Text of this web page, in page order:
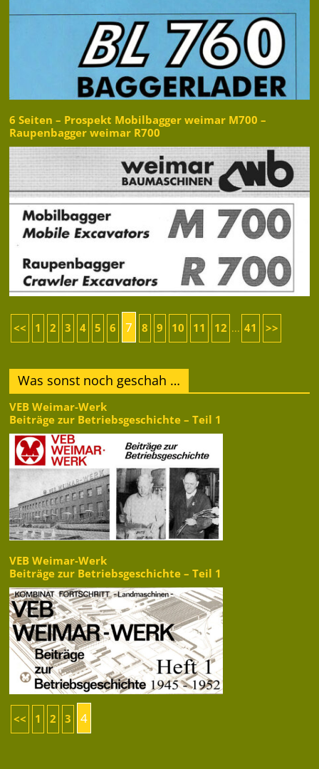
6 Seiten – Prospekt Mobilbagger weimar M700 –
Raupenbagger weimar R700
<< 1 2 3 4 5 6 7 8 9 10 11 12 ... 41 >>
Was sonst noch geschah …
VEB Weimar-Werk
Beiträge zur Betriebsgeschichte – Teil 1
VEB Weimar-Werk
Beiträge zur Betriebsgeschichte – Teil 1
<< 1 2 3 4